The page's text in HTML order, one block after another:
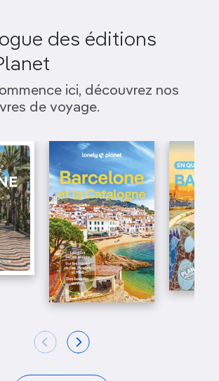
des éditions
ici, découvrez nos
de voyage.